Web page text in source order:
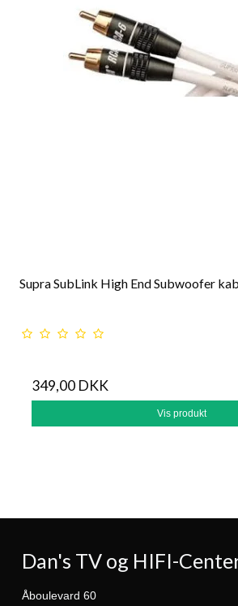
Supra SubLink High End Subwoofer
349,00 DKK
Vis produkt
Dan's TV og HIFI-
Åboulevard 60